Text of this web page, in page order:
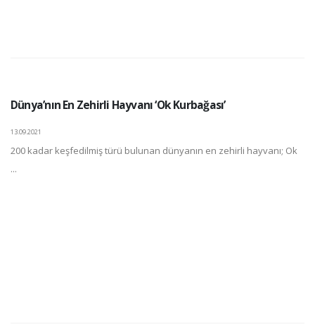
Dünya’nın En Zehirli Hayvanı ‘Ok Kurbağası’
13.09.2021
200 kadar keşfedilmiş türü bulunan dünyanın en zehirli hayvanı; Ok
...